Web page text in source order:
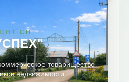
СНТ СН
товарищество
недвижимости.